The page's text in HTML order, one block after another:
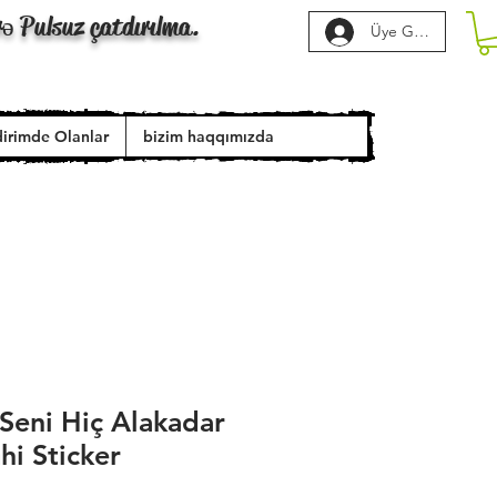
Pulsuz çatdırılma. Üye Girişi
Olanlar bizim haqqımızda
Hiç Alakadar
Sticker